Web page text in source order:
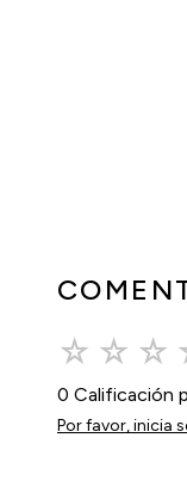
☆ ☆ ☆
0 Calificación
Por favor, inicia